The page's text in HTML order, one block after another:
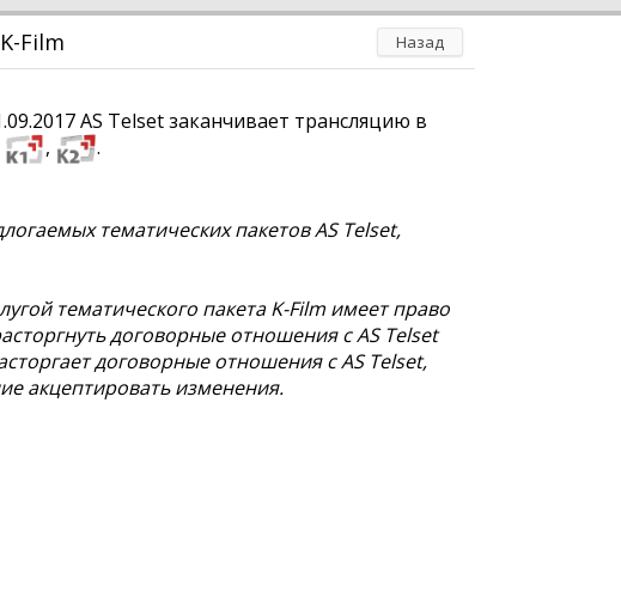
Film Назад
AS Telset заканчивает трансляцию в
,
.
тематических пакетов AS Telset,
тематического пакета K-Film имеет право
договорные отношения с AS Telset
договорные отношения с AS Telset,
акцептировать изменения.